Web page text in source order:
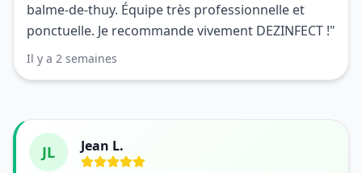
balme-de-thuy. Équipe très professionnelle et
ponctuelle. Je recommande vivement DEZINFECT !"
Il y a 2 semaines
JL Jean L.